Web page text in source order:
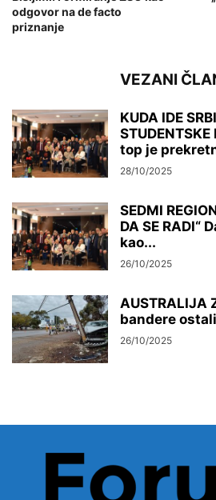
odgovor na de facto
priznanje
VEZANI
KUDA IDE
top je
28/10/2025
SEDMI
DA SE RADI“
kao...
26/10/2025
AUSTRALIJA
bandere
26/10/2025